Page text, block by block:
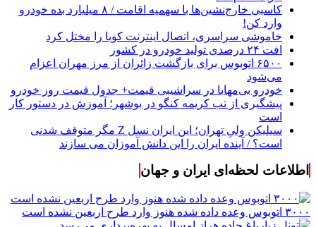
کاسبی خارج‌نشین‌ها با سهمیه اقامت / ۸ میلیارد بده خودرو
وارد کن!
خاموشی سراسری، اتصال اینترنت کوبا را مختل کرد
افت ۲۴ درصدی تولید خودرو در کشور
۶۵۰۰ اتوبوس برای بازگشت زائران از مرز مهران اعزام
می‌شود
خودرو بی‌مهابا در سراشیبی قیمت+ جدول قیمت روز خودرو
پیشگیری از تب کریمه کنگو در بوشهر؛ آموزش در دستور کار
است
سیلیکن ولیِ تهران؛ این ایران نسل Z مگر متوقف شدنی
است؟ / آینده ایران را این دانش آموزان می سازند
اطلاعات لحظه‌ای ایران و جهان
۳۰۰۰ اتوبوس وعده داده شده هنوز وارد طرح اربعین نشده است